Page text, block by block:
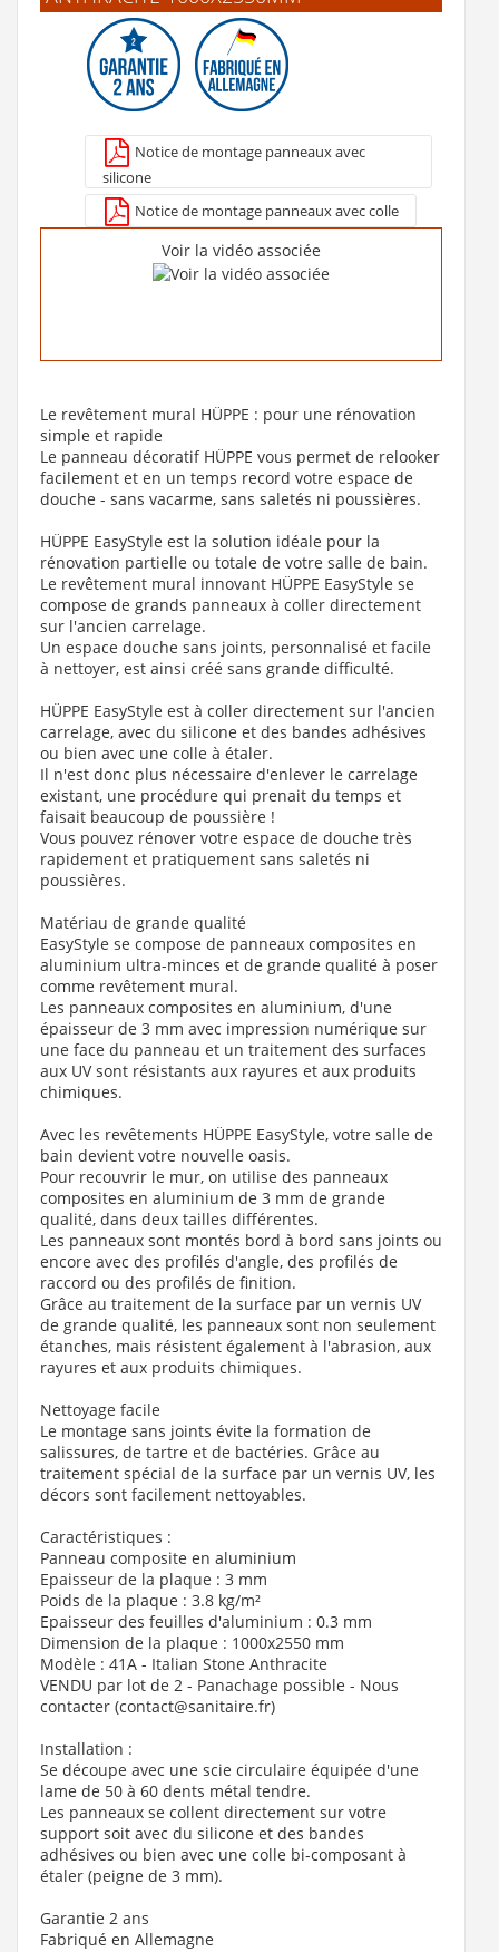
Revêtement mural EasyStyle HÜPPE - Elephant
Voir le produit
Notice de montage panneaux avec
silicone
Notice de montage panneaux avec colle
Voir la vidéo associée
Le revêtement mural HÜPPE : pour une rénovation
simple et rapide
Le panneau décoratif HÜPPE vous permet de relooker
facilement et en un temps record votre espace de
douche - sans vacarme, sans saletés ni poussières.
HÜPPE EasyStyle est la solution idéale pour la
rénovation partielle ou totale de votre salle de bain.
Le revêtement mural innovant HÜPPE EasyStyle se
compose de grands panneaux à coller directement
sur l'ancien carrelage.
Un espace douche sans joints, personnalisé et facile
à nettoyer, est ainsi créé sans grande difficulté.
HÜPPE EasyStyle est à coller directement sur l'ancien
carrelage, avec du silicone et des bandes adhésives
ou bien avec une colle à étaler.
Il n'est donc plus nécessaire d'enlever le carrelage
existant, une procédure qui prenait du temps et
faisait beaucoup de poussière !
Vous pouvez rénover votre espace de douche très
rapidement et pratiquement sans saletés ni
poussières.
Matériau de grande qualité
EasyStyle se compose de panneaux composites en
aluminium ultra-minces et de grande qualité à poser
comme revêtement mural.
Les panneaux composites en aluminium, d'une
épaisseur de 3 mm avec impression numérique sur
une face du panneau et un traitement des surfaces
aux UV sont résistants aux rayures et aux produits
chimiques.
Avec les revêtements HÜPPE EasyStyle, votre salle de
bain devient votre nouvelle oasis.
Pour recouvrir le mur, on utilise des panneaux
composites en aluminium de 3 mm de grande
qualité, dans deux tailles différentes.
Les panneaux sont montés bord à bord sans joints ou
encore avec des profilés d'angle, des profilés de
raccord ou des profilés de finition.
Grâce au traitement de la surface par un vernis UV
de grande qualité, les panneaux sont non seulement
étanches, mais résistent également à l'abrasion, aux
rayures et aux produits chimiques.
Nettoyage facile
Le montage sans joints évite la formation de
salissures, de tartre et de bactéries. Grâce au
traitement spécial de la surface par un vernis UV, les
décors sont facilement nettoyables.
Caractéristiques :
Panneau composite en aluminium
Epaisseur de la plaque : 3 mm
Poids de la plaque : 3.8 kg/m²
Epaisseur des feuilles d'aluminium : 0.3 mm
Dimension de la plaque : 1000x2550 mm
Modèle : 41A - Italian Stone Anthracite
VENDU par lot de 2 - Panachage possible - Nous
contacter (contact@sanitaire.fr)
Installation :
Se découpe avec une scie circulaire équipée d'une
lame de 50 à 60 dents métal tendre.
Les panneaux se collent directement sur votre
support soit avec du silicone et des bandes
adhésives ou bien avec une colle bi-composant à
étaler (peigne de 3 mm).
Garantie 2 ans
Fabriqué en Allemagne